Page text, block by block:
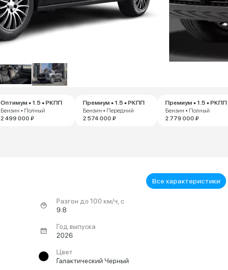
Оптимум • 1.5 • РКПП
Бензин • Полный
2 499 000 ₽
Премиум • 1.5 • РКПП
Бензин • Передний
2 574 000 ₽
Премиум • 1.5 • РКПП
Бензин • Полный
2 779 000 ₽
Все характеристики
Разгон до 100 км/ч, с
9.8
Год выпуска
2026
Цвет
Галактический Черный